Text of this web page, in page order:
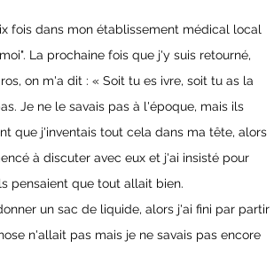
fois dans mon établissement médical local
La prochaine fois que j'y suis retourné,
on m'a dit : « Soit tu es ivre, soit tu as la
Je ne le savais pas à l'époque, mais ils
que j'inventais tout cela dans ma tête, alors
à discuter avec eux et j'ai insisté pour
pensaient que tout allait bien.
un sac de liquide, alors j'ai fini par partir
n'allait pas mais je ne savais pas encore